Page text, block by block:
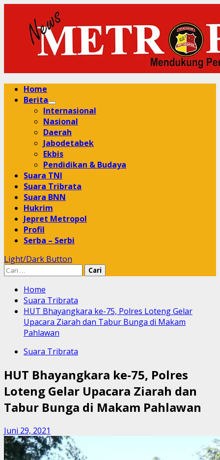
content
Primary
Menu
Home
Berita
Internasional
Nasional
Daerah
Jabodetabek
Ekbis
Pendidikan & Budaya
Suara TNI
Suara Tribrata
Suara BNN
Hukrim
Jepret Metropol
Profil
Serba – Serbi
Light/Dark Button
Cari
Home
Suara Tribrata
HUT Bhayangkara ke-75, Polres Loteng Gelar
Upacara Ziarah dan Tabur Bunga di Makam
Pahlawan
Suara Tribrata
HUT Bhayangkara ke-75, Polres
Loteng Gelar Upacara Ziarah dan
Tabur Bunga di Makam Pahlawan
Juni 29, 2021